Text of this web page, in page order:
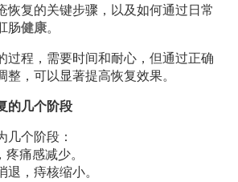
恢复的关键步骤，以及如何通过日常
肠健康。
过程，需要时间和耐心，但通过正确
整，可以显著提高恢复效果。
的几个阶段
几个阶段：
痛感减少。
退，痔核缩小。